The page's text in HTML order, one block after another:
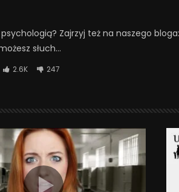
Zajrzyj też na naszego
słuch...
2.6K 247